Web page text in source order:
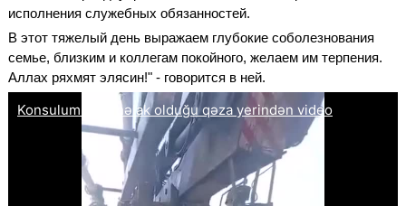
исполнения служебных обязанностей.
В этот тяжелый день выражаем глубокие соболезнования
семье, близким и коллегам покойного, желаем им терпения.
Аллах ряхмят элясин!" - говорится в ней.